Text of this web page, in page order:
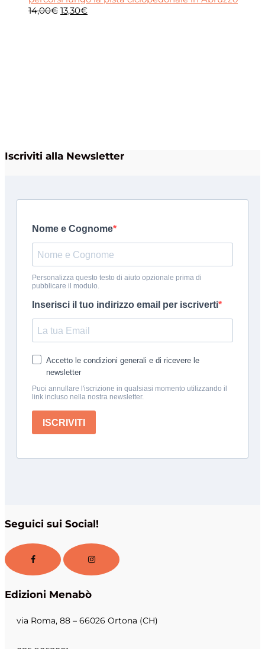
14,00€ Il
13,30€Il
Iscriviti alla Newsletter
Seguici sui Social!
Edizioni Menabò
via Roma, 88 – 66026 Ortona (CH)